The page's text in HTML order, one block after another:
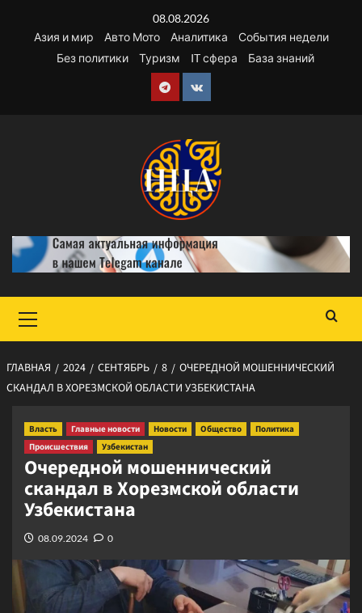
содержимому
08.08.2026
Азия и мир
Авто Мото Аналитика
События недели
Без политики
Туризм IT сфера База знаний
Telegram
VK
меню
ГЛАВНАЯ 2024 СЕНТЯБРЬ 8
ОЧЕРЕДНОЙ МОШЕННИЧЕСКИЙ
СКАНДАЛ В ХОРЕЗМСКОЙ ОБЛАСТИ УЗБЕКИСТАНА
Власть Главные новости Новости Общество
Политика
Происшествия
Узбекистан
Очередной мошеннический
скандал в Хорезмской области
Узбекистана
08.09.2024 0